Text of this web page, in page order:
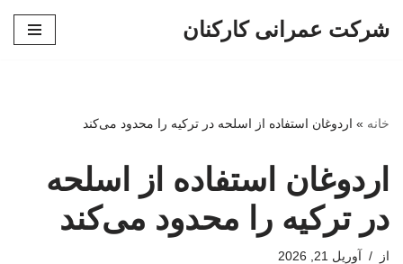
شرکت عمرانی کارکنان
خانه » اردوغان استفاده از اسلحه در ترکیه را محدود می‌کند
اردوغان استفاده از اسلحه
در ترکیه را محدود می‌کند
از آوریل 21, 2026